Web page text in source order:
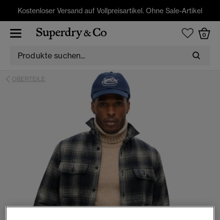
Kostenloser Versand auf Vollpreisartikel. Ohne Sale-Artikel
0
OBERTEILE